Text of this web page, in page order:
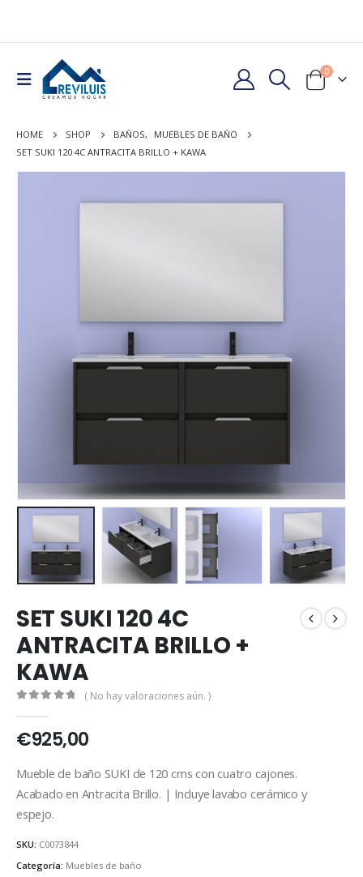
0
HOME SHOP BAÑOS,
MUEBLES DE BAÑO
SET SUKI 120 4C ANTRACITA BRILLO + KAWA
SET SUKI 120 4C
ANTRACITA BRILLO +
KAWA
( No hay valoraciones aún. )
€925,00
Mueble de baño SUKI de 120 cms con cuatro cajones.
Acabado en Antracita Brillo. | Incluye lavabo cerámico y
espejo.
SKU: C0073844
Categoría: Muebles de baño